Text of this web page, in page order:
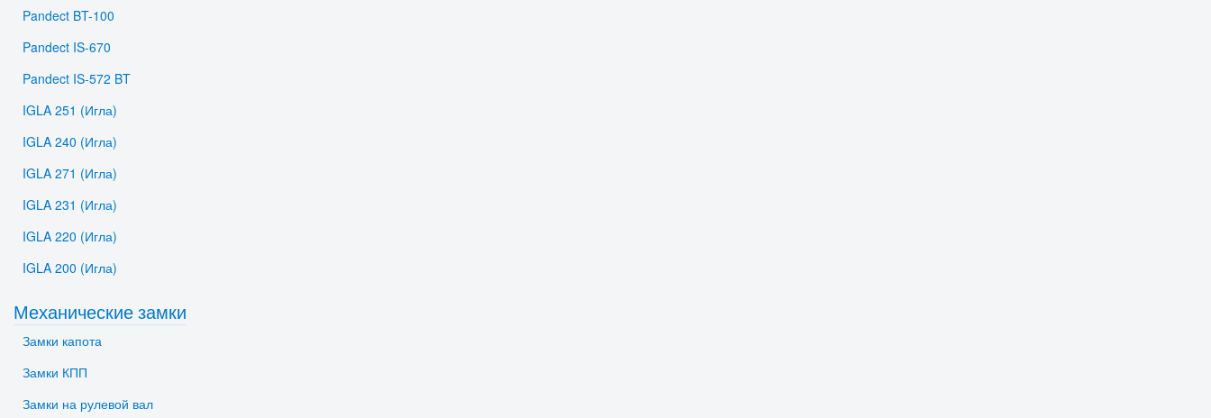
Pandect BT-100
Pandect IS-670
Pandect IS-572 BT
IGLA 251 (Игла)
IGLA 240 (Игла)
IGLA 271 (Игла)
IGLA 231 (Игла)
IGLA 220 (Игла)
IGLA 200 (Игла)
Механические замки
Замки капота
Замки КПП
Замки на рулевой вал